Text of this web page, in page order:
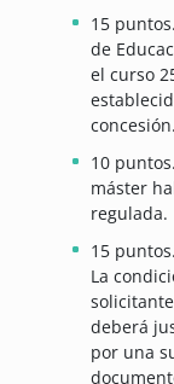
15
de
el curso
concesión.
10
máster
regulada.
15
La
deberá
por una